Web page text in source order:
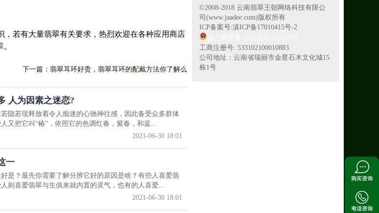
，若有大量翡翠有关要求，热烈欢迎在各种应用商店
。
下一篇：翡翠耳环好贵，翡翠耳环的配戴方法你了解么
人为因素之迷恋?
隐若现释放着令人痴迷的心驰神往感，因此备受众多群体
又把它叫“椿”，依照它的色调红春，紫春，和蓝...
2021-06-30 18:01
一
是？最先你需要了解分辨它好的原因是啥？有些人喜爱翡
则喜爱翡翠与生俱来就内置的灵气，也有的人喜爱...
2021-06-30 18:01
©2008-2018 云南翡翠王朝网络科技有限公
司(www.jaadee.com)版权所有
ICP备案号:滇ICP备17010415号-2
工商注册号: 533102100010883
公司地址：云南省瑞丽市金星石木文化城15
栋1号